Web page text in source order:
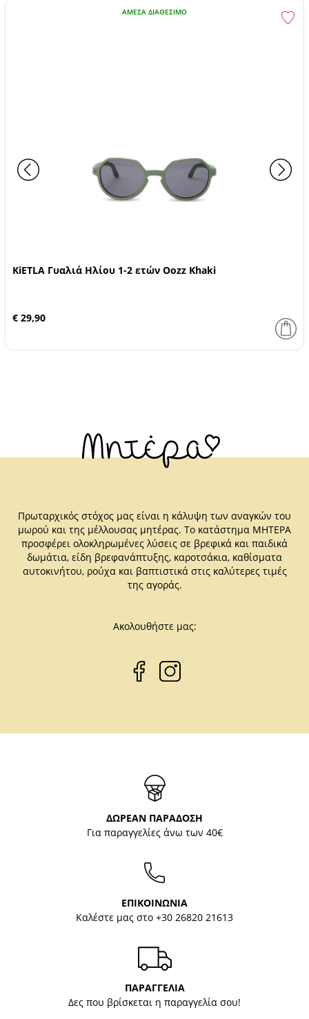
ΆΜΕΣΑ ΔΙΑΘΈΣΙΜΟ
KiETLA Γυαλιά Ηλίου 1-2 ετών Oozz Khaki
€ 29,90
Πρωταρχικός στόχος μας είναι η κάλυψη των αναγκών του
μωρού και της μέλλουσας μητέρας. Το κατάστημα ΜΗΤΕΡΑ
προσφέρει ολοκληρωμένες λύσεις σε βρεφικά και παιδικά
δωμάτια, είδη βρεφανάπτυξης, καροτσάκια, καθίσματα
αυτοκινήτου, ρούχα και βαπτιστικά στις καλύτερες τιμές
της αγοράς.
Ακολουθήστε μας:
ΔΩΡΕΑΝ ΠΑΡΑΔΟΣΗ
Για παραγγελίες άνω των 40€
ΕΠΙΚΟΙΝΩΝΙΑ
Καλέστε μας στο +30 26820 21613
ΠΑΡΑΓΓΕΛΙΑ
Δες που βρίσκεται η παραγγελία σου!